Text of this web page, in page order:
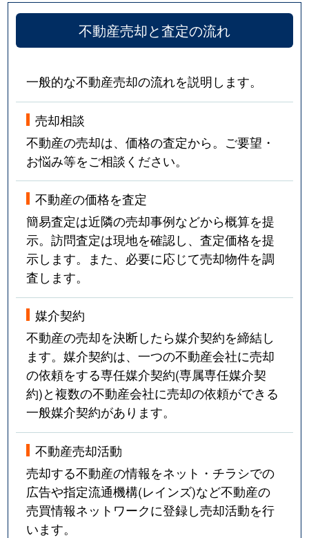
不動産売却と査定の流れ
一般的な不動産売却の流れを説明します。
売却相談
不動産の売却は、価格の査定から。ご要望・
お悩み等をご相談ください。
不動産の価格を査定
簡易査定は近隣の売却事例などから概算を提
示。訪問査定は現地を確認し、査定価格を提
示します。また、必要に応じて売却物件を調
査します。
媒介契約
不動産の売却を決断したら媒介契約を締結し
ます。媒介契約は、一つの不動産会社に売却
の依頼をする専任媒介契約(専属専任媒介契
約)と複数の不動産会社に売却の依頼ができる
一般媒介契約があります。
不動産売却活動
売却する不動産の情報をネット・チラシでの
広告や指定流通機構(レインズ)など不動産の
売買情報ネットワークに登録し売却活動を行
います。